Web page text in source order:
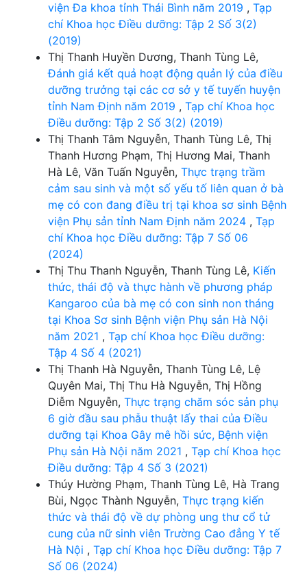
viện Đa khoa tỉnh Thái Bình năm 2019 , Tạp
chí Khoa học Điều dưỡng: Tập 2 Số 3(2)
(2019)
Thị Thanh Huyền Dương, Thanh Tùng Lê,
Đánh giá kết quả hoạt động quản lý của điều
dưỡng trưởng tại các cơ sở y tế tuyến huyện
tỉnh Nam Định năm 2019 , Tạp chí Khoa học
Điều dưỡng: Tập 2 Số 3(2) (2019)
Thị Thanh Tâm Nguyễn, Thanh Tùng Lê, Thị
Thanh Hương Phạm, Thị Hương Mai, Thanh
Hà Lê, Văn Tuấn Nguyễn, Thực trạng trầm
cảm sau sinh và một số yếu tố liên quan ở bà
mẹ có con đang điều trị tại khoa sơ sinh Bệnh
viện Phụ sản tỉnh Nam Định năm 2024 , Tạp
chí Khoa học Điều dưỡng: Tập 7 Số 06
(2024)
Thị Thu Thanh Nguyễn, Thanh Tùng Lê, Kiến
thức, thái độ và thực hành về phương pháp
Kangaroo của bà mẹ có con sinh non tháng
tại Khoa Sơ sinh Bệnh viện Phụ sản Hà Nội
năm 2021 , Tạp chí Khoa học Điều dưỡng:
Tập 4 Số 4 (2021)
Thị Thanh Hà Nguyễn, Thanh Tùng Lê, Lệ
Quyên Mai, Thị Thu Hà Nguyễn, Thị Hồng
Diễm Nguyễn, Thực trạng chăm sóc sản phụ
6 giờ đầu sau phẫu thuật lấy thai của Điều
dưỡng tại Khoa Gây mê hồi sức, Bệnh viện
Phụ sản Hà Nội năm 2021 , Tạp chí Khoa học
Điều dưỡng: Tập 4 Số 3 (2021)
Thúy Hường Phạm, Thanh Tùng Lê, Hà Trang
Bùi, Ngọc Thành Nguyễn, Thực trạng kiến
thức và thái độ về dự phòng ung thư cổ tử
cung của nữ sinh viên Trường Cao đẳng Y tế
Hà Nội , Tạp chí Khoa học Điều dưỡng: Tập 7
Số 06 (2024)